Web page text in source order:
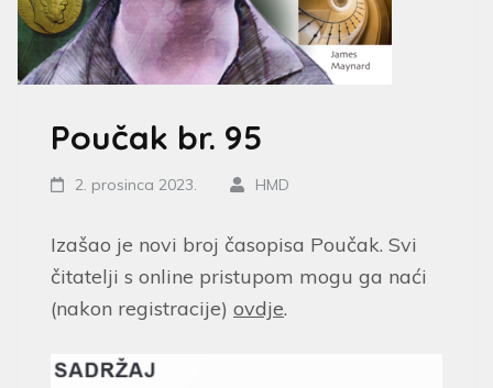
Poučak br. 95
2. prosinca 2023. HMD
Izašao je novi broj časopisa Poučak. Svi
čitatelji s online pristupom mogu ga naći
(nakon registracije) ovdje.